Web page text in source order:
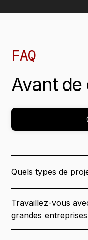
FAQ
Avant de
Quels types de
développement
startups en série A/
ont de vrais enjeux
Travaillez-vous
grandes